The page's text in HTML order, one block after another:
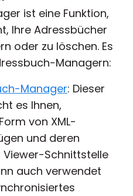
ist eine Funktion,
Ihre Adressbücher
oder zu löschen. Es
Managern:
Manager: Dieser
es Ihnen,
von XML-
und deren
Schnittstelle
auch verwendet